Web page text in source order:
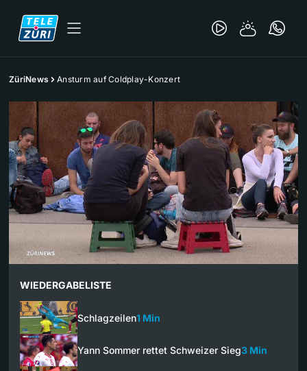
ZüriNews Ansturm auf Coldplay-Konzert
WIEDERGABELISTE
Schlagzeilen1 Min
Yann Sommer rettet Schweizer Sieg3 Min